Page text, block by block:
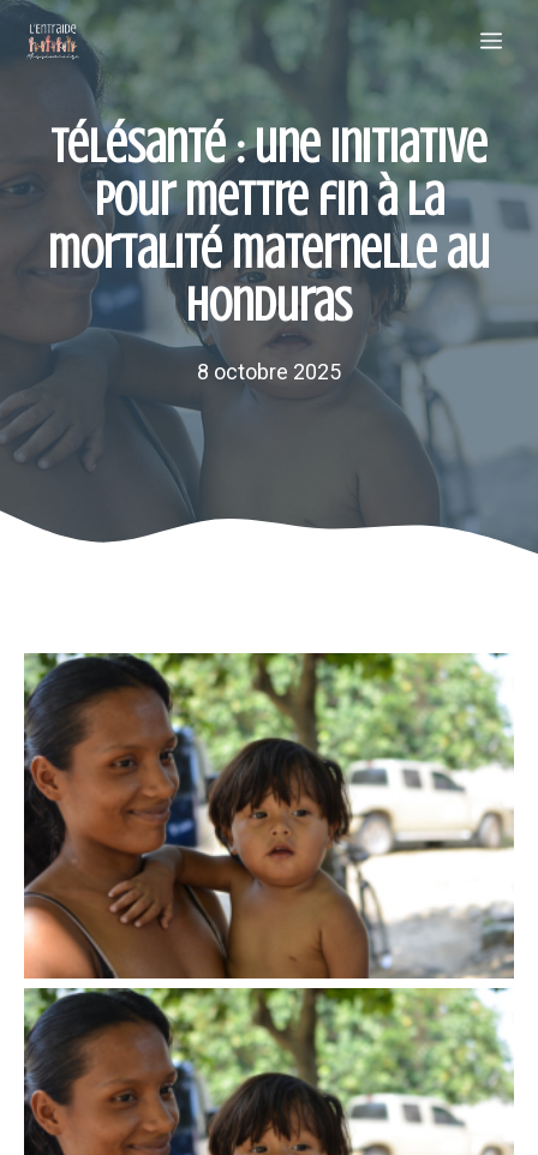
Aller
Télésanté : une initiative
pour mettre fin à la
mortalité maternelle au
Honduras
8 octobre 2025